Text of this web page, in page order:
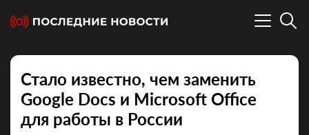
Стало известно, чем заменить
Google Docs и Microsoft Office
для работы в России